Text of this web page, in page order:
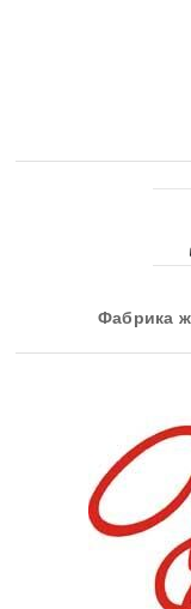
Фабрика